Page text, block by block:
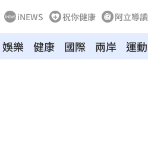
iNEWS 祝你健康 阿立導讀
娛樂 健康 國際 兩岸 運動